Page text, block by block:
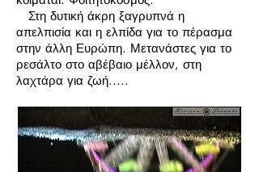
Στη δυτική άκρη ξαγρυπνά η
απελπισία και η ελπίδα για το πέρασμα
στην άλλη Ευρώπη. Μετανάστες για το
ρεσάλτο στο αβέβαιο μέλλον, στη
λαχτάρα για ζωή.....